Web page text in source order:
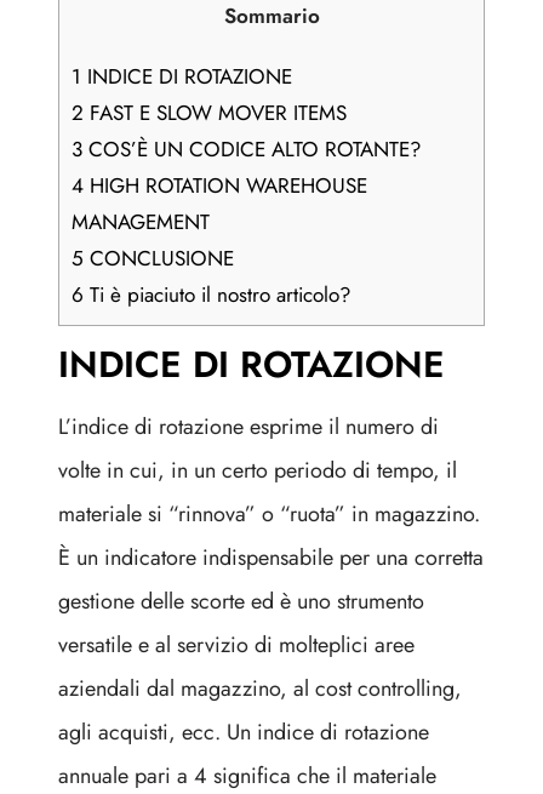
Sommario
1 INDICE DI ROTAZIONE
2 FAST E SLOW MOVER ITEMS
3 COS’È UN CODICE ALTO ROTANTE?
4 HIGH ROTATION WAREHOUSE
MANAGEMENT
5 CONCLUSIONE
6 Ti è piaciuto il nostro articolo?
INDICE DI ROTAZIONE
L’indice di rotazione esprime il numero di
volte in cui, in un certo periodo di tempo, il
materiale si “rinnova” o “ruota” in magazzino.
Ѐ un indicatore indispensabile per una corretta
gestione delle scorte ed è uno strumento
versatile e al servizio di molteplici aree
aziendali dal magazzino, al cost controlling,
agli acquisti, ecc. Un indice di rotazione
annuale pari a 4 significa che il materiale